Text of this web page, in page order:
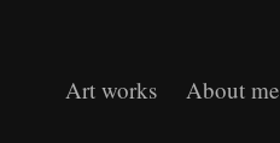
Art works About me